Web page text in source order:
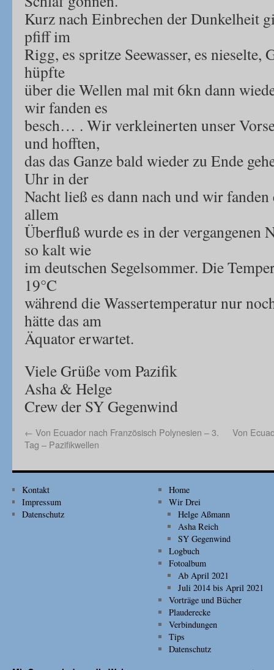
Kurz nach Einbrechen der Dunkelheit
pfiff im
Rigg, es spritze Seewasser, es nieselte,
hüpfte
über die Wellen mal mit 6kn dann
wir fanden es
besch… . Wir verkleinerten unser
und hofften,
das das Ganze bald wieder zu Ende
Uhr in der
Nacht ließ es dann nach und wir
allem
Überfluß wurde es in der vergangenen
so kalt wie
im deutschen Segelsommer. Die
19°C
während die Wassertemperatur nur
hätte das am
Äquator erwartet.
Viele Grüße vom Pazifik
Asha & Helge
Crew der SY Gegenwind
← Von Ecuador nach Französisch Polynesien – 3.
Tag – Pazifikwellen
Von
Kontakt
Impressum
Datenschutz
Home
Wir Drei
Helge Aßmann
Asha Reich
SY Gegenwind
Logbuch
Fotoalbum
Ab April 2021
Juli 2014 bis April 2021
Vorträge und Bücher
Plauderecke
Verbindungen
Tips
Datenschutz